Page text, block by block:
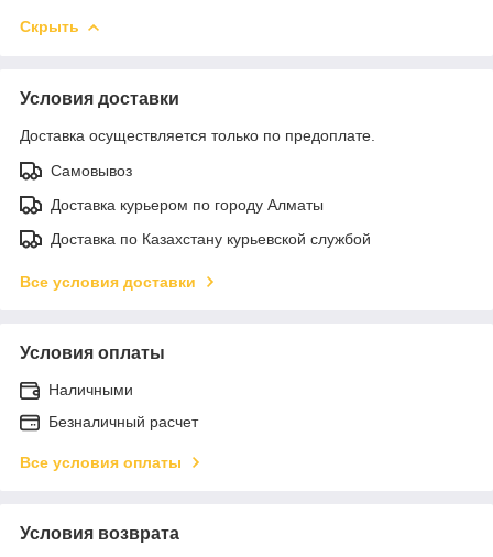
Скрыть
Условия доставки
Доставка осуществляется только по предоплате.
Самовывоз
Доставка курьером по городу Алматы
Доставка по Казахстану курьевской службой
Все условия доставки
Условия оплаты
Наличными
Безналичный расчет
Все условия оплаты
Условия возврата